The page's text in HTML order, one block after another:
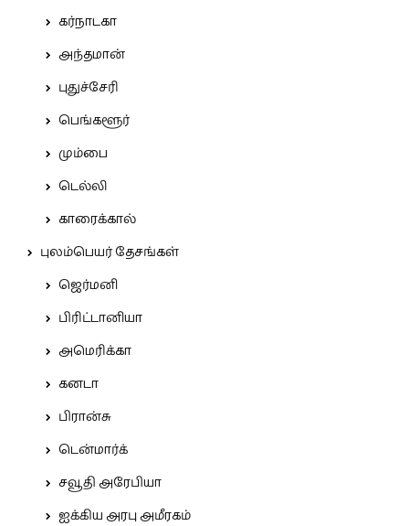
கர்நாடகா
அந்தமான்
புதுச்சேரி
பெங்களூர்
மும்பை
டெல்லி
காரைக்கால்
புலம்பெயர் தேசங்கள்
ஜெர்மனி
பிரிட்டானியா
அமெரிக்கா
கனடா
பிரான்சு
டென்மார்க்
சவூதி அரேபியா
ஐக்கிய அரபு அமீரகம்